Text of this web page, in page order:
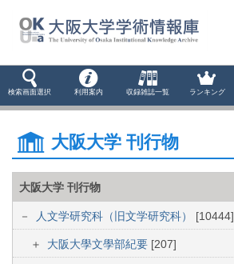
検索画面選択 利用案内 収録雑誌一覧 ランキング
大阪大学 刊行物
大阪大学 刊行物
人文学研究科（旧文学研究科） [10444]
大阪大學文學部紀要 [207]